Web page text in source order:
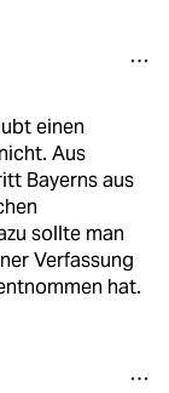
einen
Aus
Bayerns aus
sollte man
Verfassung
hat.